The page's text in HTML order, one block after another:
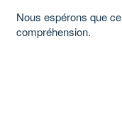
Nous espérons que
compréhension.